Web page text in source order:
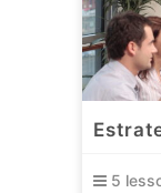
5